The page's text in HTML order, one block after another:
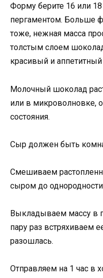
Форму берите 16 или
пергаментом. Больше
тоже, нежная масса
толстым слоем
красивый и
Молочный шоколад
или в микроволновке,
состояния.
Сыр должен быть
Смешиваем
сыром до
Выкладываем массу в
пару раз встряхиваем
разошлась.
Отправляем на 1 час в